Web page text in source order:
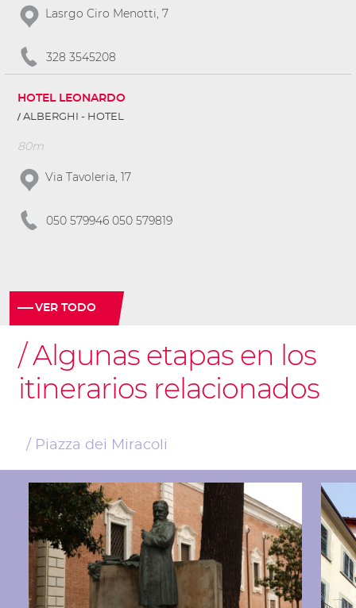
Lasrgo Ciro Menotti, 7
328 3545208
HOTEL LEONARDO
ALBERGHI - HOTEL
80m
Via Tavoleria, 17
050 579946 050 579819
VER TODO
Algunas etapas en los
itinerarios relacionados
Piazza dei Miracoli